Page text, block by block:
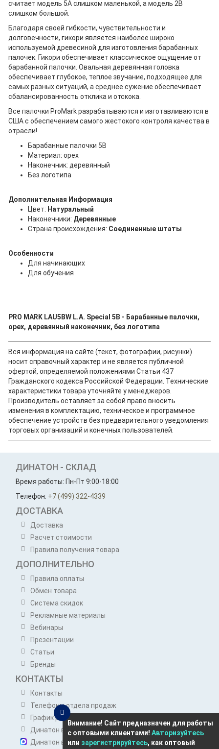
считает модель 5A слишком маленькой, а модель 2B
слишком большой.
Благодаря своей гибкости, чувствительности и
долговечности, гикори является наиболее широко
используемой древесиной для изготовления барабанных
палочек. Гикори обеспечивает классическое ощущение от
барабанной палочки. Овальная деревянная головка
обеспечивает глубокое, теплое звучание, подходящее для
самых разных ситуаций, а среднее сужение обеспечивает
сбалансированность отклика и отскока.
Все палочки ProMark разрабатываются и изготавливаются в
США с обеспечением самого жестокого контроля качества в
отрасли!
Барабанные палочки 5B
Материал: орех
Наконечник: деревянный
Без логотипа
Дополнительная Информация
Цвет: Натуральный
Наконечники: Деревянные
Страна происхождения: Соединенные штаты
Особенности
Для начинающих
Для обучения
PRO MARK LAU5BW L.A. Special 5B - Барабанные палочки,
орех, деревянный наконечник, без логотипа
Вся информация на сайте (текст, фотографии, рисунки)
носит справочный характер и не является публичной
офертой, определяемой положениями Статьи 437
Гражданского кодекса Российской Федерации. Технические
характеристики товара уточняйте у менеджеров.
Производитель оставляет за собой право вносить
изменения в комплектацию, техническое и программное
обеспечение устройств без предварительного уведомления
торговых организаций и конечных пользователей.
ДИНАТОН - СКЛАД
Время работы: Пн-Пт 9:00-18:00
Телефон: +7 (499) 322-4339
ДОСТАВКА
Доставка
Расчет стоимости
Правила получения товара
ДОПОЛНИТЕЛЬНО
Правила оплаты
Обмен товара
Система скидок
Рекламные материалы
Вебинары
Презентации
Статьи
Бренды
КОНТАКТЫ
Контакты
Телефоны отдела продаж
График работы отдела продаж
Динатон в Telegram
Динатон в Max
Внимание! Сайт предназначен для работы
с оптовыми клиентами! Авторизуйтесь
или зарегистрируйтесь, как оптовый